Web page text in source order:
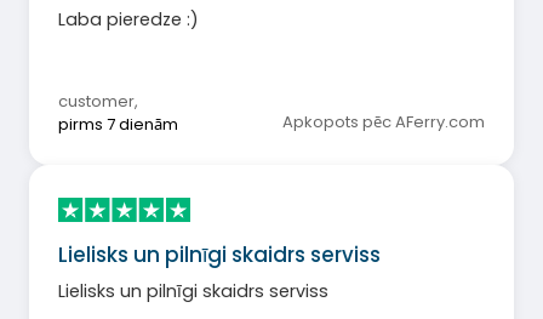
Laba pieredze :)
customer,
pirms 7 dienām
Apkopots pēc AFerry.com
Lielisks un pilnīgi skaidrs serviss
Lielisks un pilnīgi skaidrs serviss